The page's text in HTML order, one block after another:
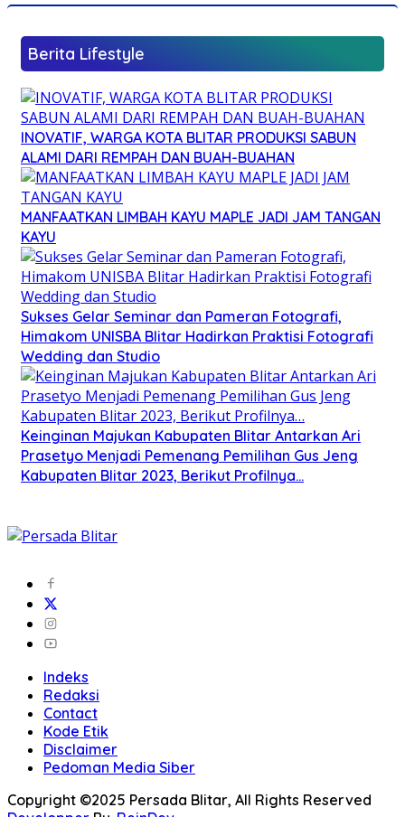
Berita Lifestyle
INOVATIF, WARGA KOTA BLITAR PRODUKSI SABUN
ALAMI DARI REMPAH DAN BUAH-BUAHAN
MANFAATKAN LIMBAH KAYU MAPLE JADI JAM TANGAN
KAYU
Sukses Gelar Seminar dan Pameran Fotografi,
Himakom UNISBA Blitar Hadirkan Praktisi Fotografi
Wedding dan Studio
Keinginan Majukan Kabupaten Blitar Antarkan Ari
Prasetyo Menjadi Pemenang Pemilihan Gus Jeng
Kabupaten Blitar 2023, Berikut Profilnya…
Indeks
Redaksi
Contact
Kode Etik
Disclaimer
Pedoman Media Siber
Copyright ©2025 Persada Blitar, All Rights Reserved